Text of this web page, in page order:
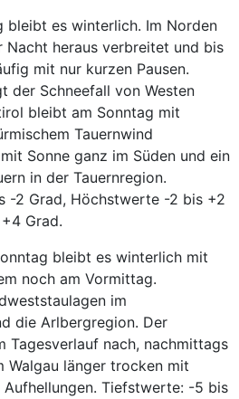
bleibt es winterlich. Im Norden
Nacht heraus verbreitet und bis
mit nur kurzen Pausen.
der Schneefall von Westen
bleibt am Sonntag mit
Tauernwind
Sonne ganz im Süden und ein
in der Tauernregion.
-2 Grad, Höchstwerte -2 bis +2
Grad.
bleibt es winterlich mit
noch am Vormittag.
im
die Arlbergregion. Der
Tagesverlauf nach, nachmittags
Walgau länger trocken mit
Tiefstwerte: -5 bis